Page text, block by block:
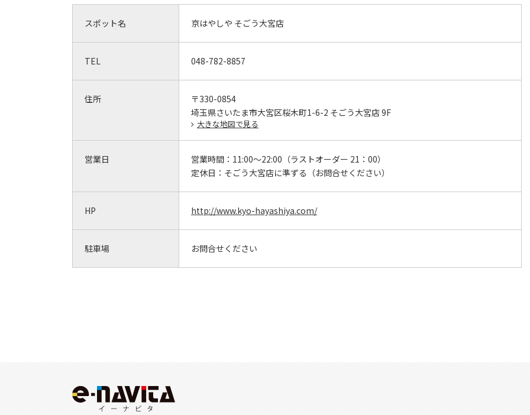
スポット名 京はやしや そごう大宮店
TEL 048-782-8857
住所
〒330-0854
埼玉県さいたま市大宮区桜木町1-6-2 そごう大宮店 9F
大きな地図で見る
営業日 営業時間： 11:00～22:00（ラストオーダー 21：00）
定休日： そごう大宮店に準ずる（お問合せください）
HP http://www.kyo-hayashiya.com/
駐車場 お問合せください